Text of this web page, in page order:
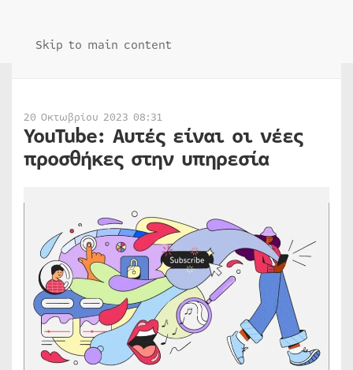
Skip to main content
20 Οκτωβρίου 2023 08:31
YouTube: Αυτές είναι οι νέες
προσθήκες στην υπηρεσία